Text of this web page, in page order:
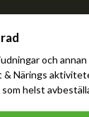
och annan
Närings
som helst